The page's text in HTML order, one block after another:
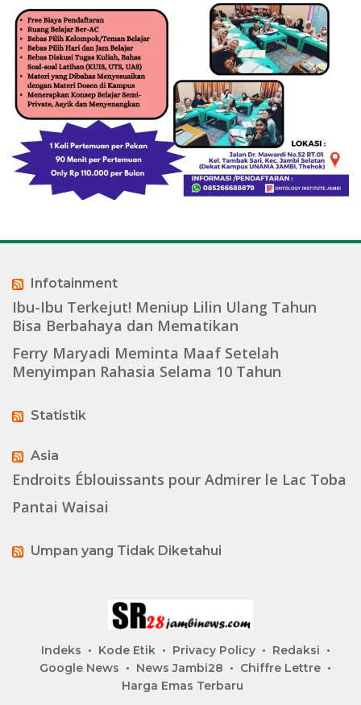
Infotainment
Ibu-Ibu Terkejut! Meniup Lilin Ulang Tahun
Bisa Berbahaya dan Mematikan
Ferry Maryadi Meminta Maaf Setelah
Menyimpan Rahasia Selama 10 Tahun
Statistik
Asia
Endroits Éblouissants pour Admirer le Lac Toba
Pantai Waisai
Umpan yang Tidak Diketahui
Indeks Kode Etik Privacy Policy
Redaksi
Google News
News Jambi28
Chiffre Lettre
Harga Emas Terbaru